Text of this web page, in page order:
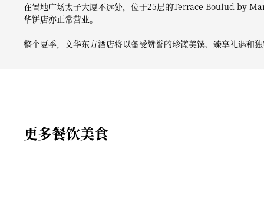
在置地广场太子大厦不远处，位于25层的Terrace Boulud by
华饼店亦正常营业。
整个夏季，文华东方酒店将以备受赞誉的珍馐美馔、臻享礼遇和
更多餐饮美食